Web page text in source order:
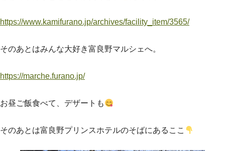
https://www.kamifurano.jp/archives/facility_item/3565/
そのあとはみんな大好き富良野マルシェへ。
https://marche.furano.jp/
お昼ご飯食べて、デザートも
そのあとは富良野プリンスホテルのそばにあるここ